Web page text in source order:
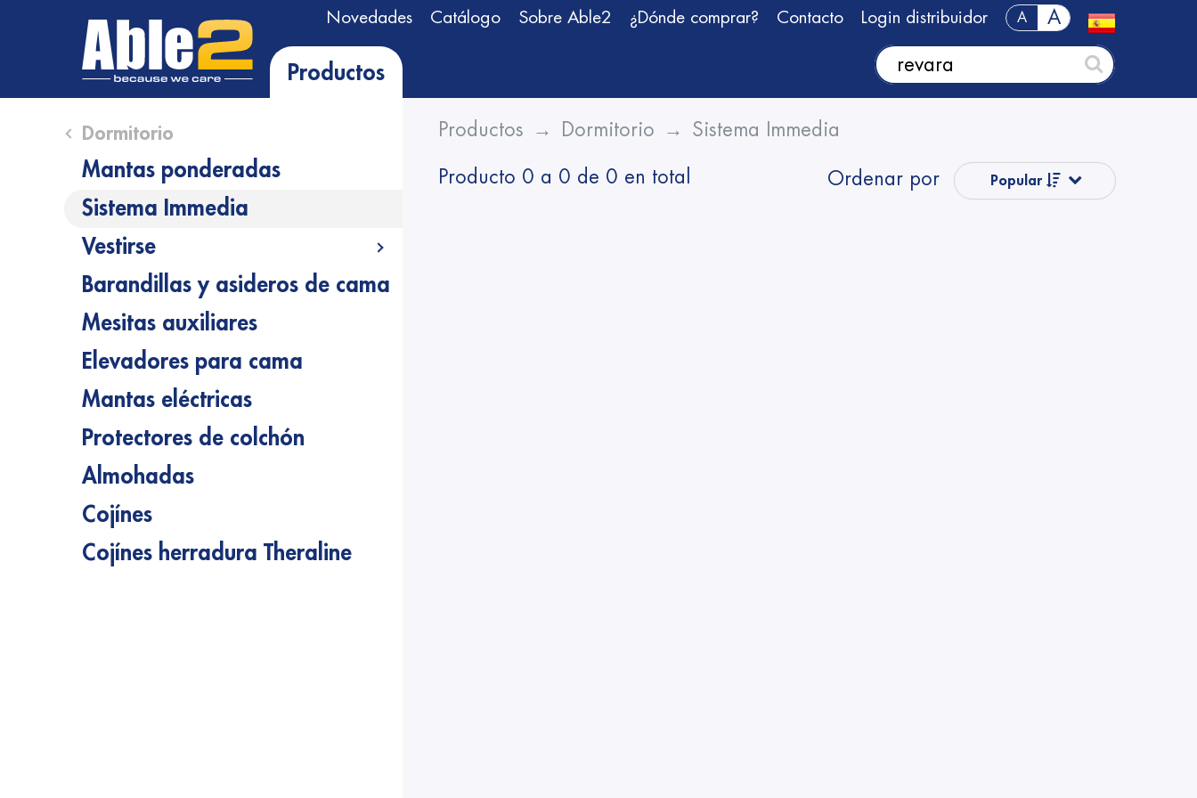
Novedades Catálogo Sobre Able2 ¿Dónde comprar? Contacto Login distribuidor A A
Productos
Close submenu (Dormitorio)
Dormitorio
Mantas ponderadas
Sistema Immedia
Open submenu (Vestirse)
Vestirse
Barandillas y asideros de cama
Mesitas auxiliares
Elevadores para cama
Mantas eléctricas
Protectores de colchón
Almohadas
Cojínes
Cojínes herradura Theraline
Productos Dormitorio Sistema Immedia
Producto 0 a 0 de 0 en total Ordenar por Popular